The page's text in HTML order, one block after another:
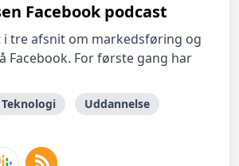
Facebook podcast
tre afsnit om markedsføring og
Facebook. For første gang har
Teknologi Uddannelse